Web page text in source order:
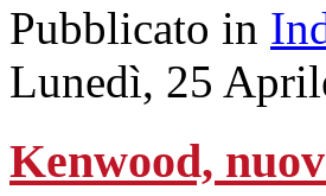
Pubblicato in
Lunedì, 25
Kenwood,